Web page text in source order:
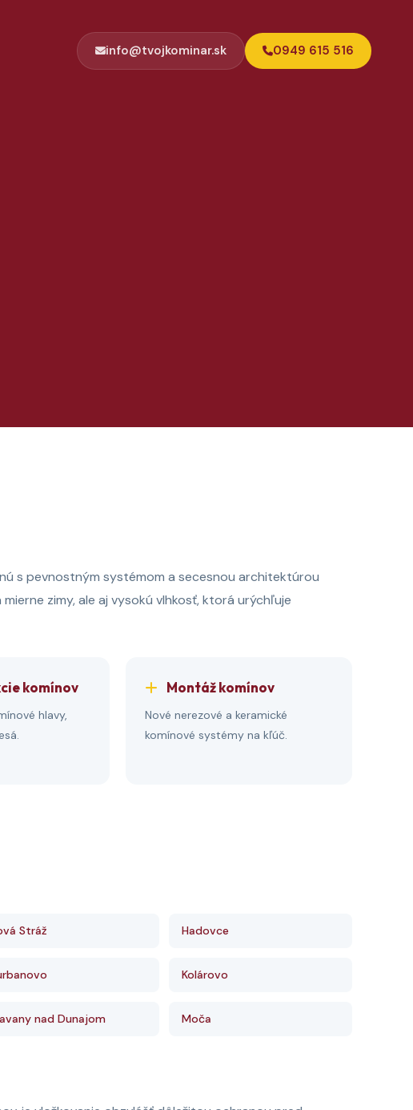
info@tvojkominar.sk 0949 615 516
s pevnostným systémom a secesnou architektúrou
zimy, ale aj vysokú vlhkosť, ktorá urýchľuje
komínov
hlavy,
Montáž komínov
Nové nerezové a keramické
komínové systémy na kľúč.
Stráž Hadovce
Kolárovo
nad Dunajom Moča